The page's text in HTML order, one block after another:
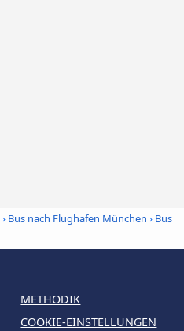
› Bus nach Flughafen München › Bus
METHODIK
COOKIE-EINSTELLUNGEN